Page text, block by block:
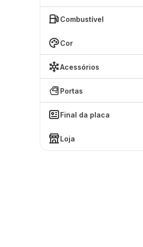
Combustível
Cor
Acessórios
Portas
Final da placa
Loja